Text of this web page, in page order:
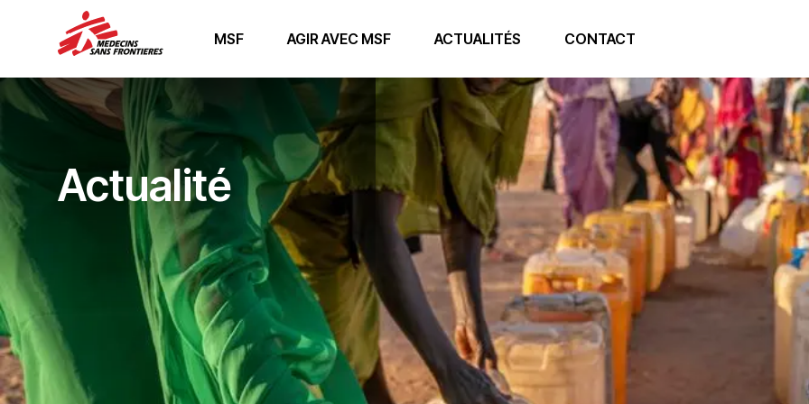
MSF AGIR AVEC MSF ACTUALITÉS CONTACT
Actualité